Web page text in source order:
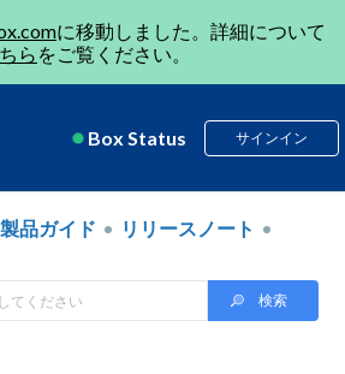
に移動しました。詳細について
ら をご覧ください。
Box Status サインイン
製品ガイド
リリースノート